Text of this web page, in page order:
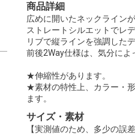
商品詳細
広めに開いたネックライン
ストレートシルエットでレ
リブで縦ラインを強調した
前後2Way仕様は、気分によ
★伸縮性があります。
★素材の特性上、カラー・
ます。
サイズ・素材
【実測値のため、多少の誤